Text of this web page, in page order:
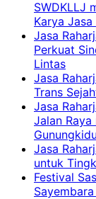
SWDKLLJ
Karya
Jasa
Perkuat
Lintas
Jasa
Trans
Jasa
Jalan
Jasa
untuk
Festival